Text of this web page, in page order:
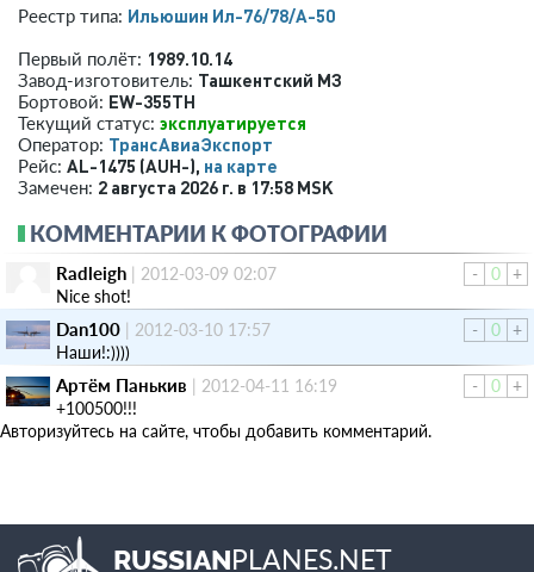
Реестр типа: Ильюшин Ил-76/78/А-50
Первый полёт: 1989.10.14
Завод-изготовитель: Ташкентский МЗ
Бортовой: EW-355TH
Текущий статус: эксплуатируется
Оператор: ТрансАвиаЭкспорт
Рейс: AL-1475 (AUH-), на карте
Замечен: 2 августа 2026 г. в 17:58 MSK
КОММЕНТАРИИ К ФОТОГРАФИИ
- 0 +
Radleigh | 2012-03-09 02:07
Nice shot!
-
0 +
Dan100 | 2012-03-10 17:57
Наши!:))))
-
0 +
Артём Панькив | 2012-04-11 16:19
+100500!!!
Авторизуйтесь на сайте, чтобы добавить комментарий.
RUSSIANPLANES.NET